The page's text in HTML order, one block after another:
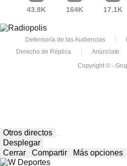
43.8K 164K 17.1K
Defensoría de las Audiencias
Derecho de Réplica
Anúnciate
Copyright © -
Otros directos
Desplegar
Cerrar
Compartir Más opciones